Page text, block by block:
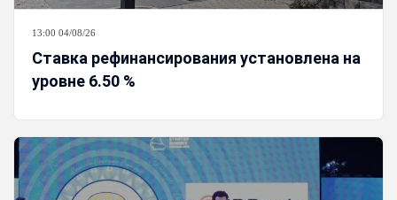
13:00 04/08/26
Ставка рефинансирования установлена на
уровне 6.50 %